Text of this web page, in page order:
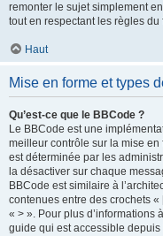
remonter le sujet simplement
tout en respectant les règles du
Haut
Mise en forme et types
Qu’est-ce que le BBCode ?
Le BBCode est une
meilleur contrôle sur la mise en
est déterminée par les
la désactiver sur chaque
BBCode est similaire à
contenues entre des crochets
« > ». Pour plus d’informations
guide qui est accessible